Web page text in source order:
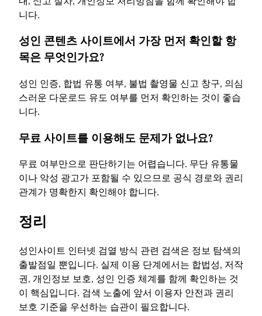
니다.
성인 콘텐츠 사이트에서 가장 먼저 확인할 항
목은 무엇인가요?
성인 인증, 합법 유통 여부, 불법 촬영물 신고 창구, 의심
스러운 다운로드 유도 여부를 먼저 확인하는 것이 좋습
니다.
무료 사이트를 이용해도 문제가 없나요?
무료 여부만으로 판단하기는 어렵습니다. 무단 유통물
이나 악성 광고가 포함될 수 있으므로 공식 경로와 권리
관계가 명확한지 확인해야 합니다.
정리
성인사이트 인터넷 검열 방식 관련 검색은 정보 탐색의
출발점일 뿐입니다. 실제 이용 단계에서는 합법성, 저작
권, 개인정보 보호, 성인 인증 체계를 함께 확인하는 것
이 핵심입니다. 검색 노출에 앞서 이용자 안전과 권리
보호 기준을 우선하는 습관이 필요합니다.